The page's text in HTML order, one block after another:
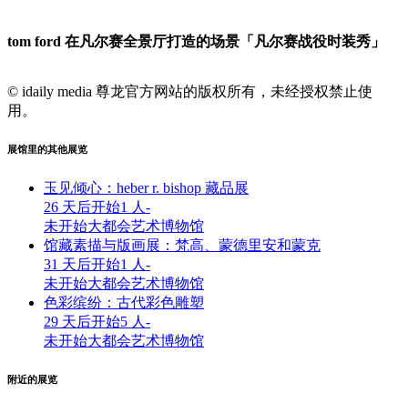
tom ford 在凡尔赛全景厅打造的场景「凡尔赛战役时装秀」
© idaily media 尊龙官方网站的版权所有，未经授权禁止使
用。
展馆里的其他展览
玉见倾心：heber r. bishop 藏品展
26 天后开始1 人 -
未开始大都会艺术博物馆
馆藏素描与版画展：梵高、蒙德里安和蒙克
31 天后开始1 人 -
未开始大都会艺术博物馆
色彩缤纷：古代彩色雕塑
29 天后开始5 人 -
未开始大都会艺术博物馆
附近的展览